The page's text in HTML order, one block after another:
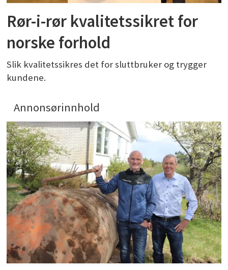
Rør-i-rør kvalitetssikret for
norske forhold
Slik kvalitetssikres det for sluttbruker og trygger
kundene.
Annonsørinnhold